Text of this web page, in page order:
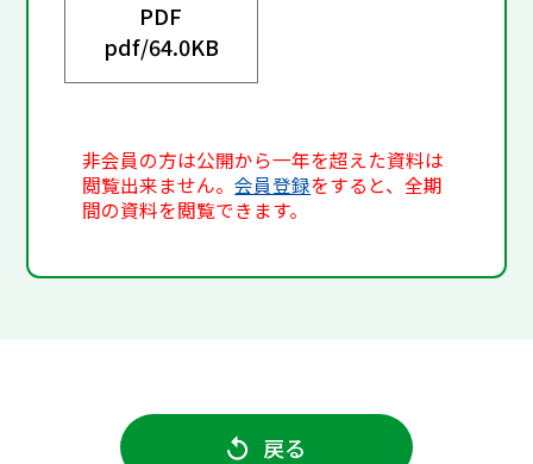
PDF
pdf/64.0KB
非会員の方は公開から一年を超えた資料は
閲覧出来ません。会員登録をすると、全期
間の資料を閲覧できます。
戻る